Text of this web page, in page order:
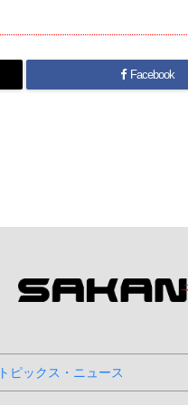
Facebook
トピックス・ニュース